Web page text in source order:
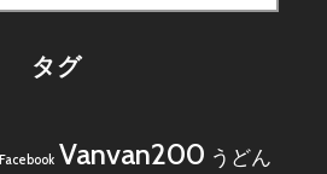
タグ
Facebook Vanvan200 うどん